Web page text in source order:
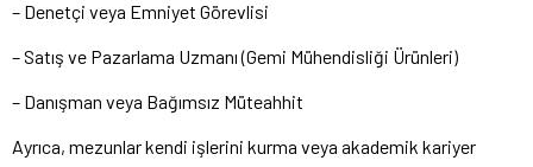
– Denetçi veya Emniyet Görevlisi
– Satış ve Pazarlama Uzmanı (Gemi Mühendisliği Ürünleri)
– Danışman veya Bağımsız Müteahhit
Ayrıca, mezunlar kendi işlerini kurma veya akademik kariyer